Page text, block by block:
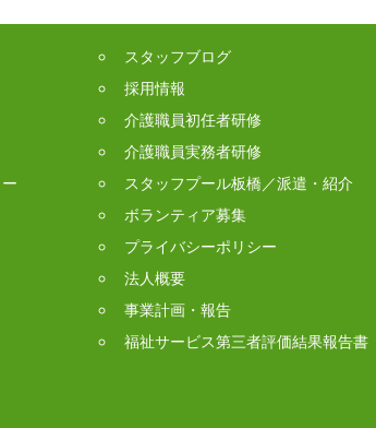
スタッフブログ
採用情報
介護職員初任者研修
介護職員実務者研修
スタッフプール板橋／派遣・紹介
ボランティア募集
プライバシーポリシー
法人概要
事業計画・報告
福祉サービス第三者評価結果報告書